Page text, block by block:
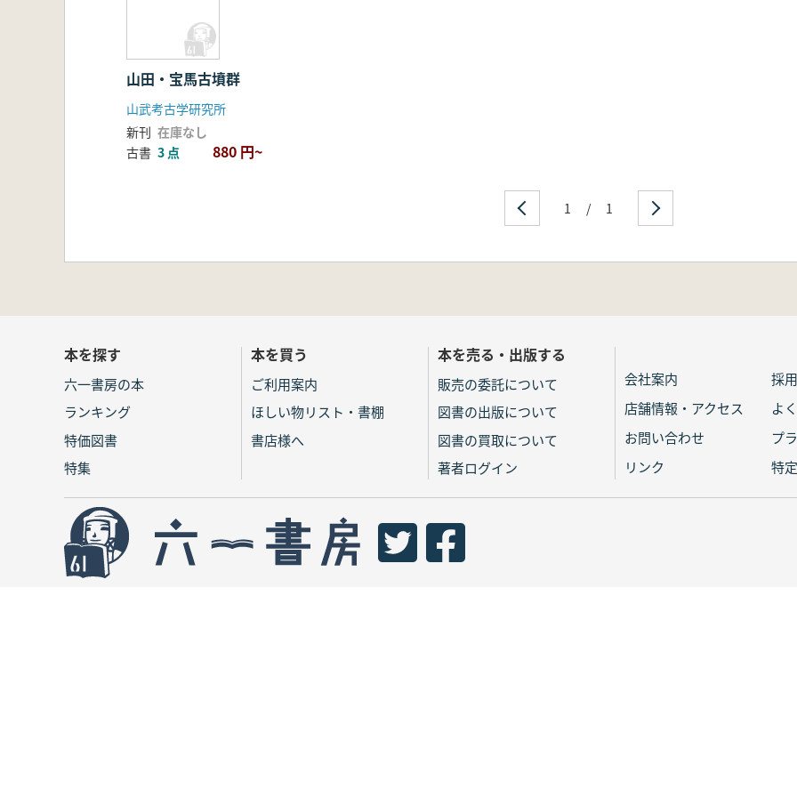
山田・宝馬古墳群
山武考古学研究所
新刊 在庫なし
古書 3 点 880 円~
1 / 1
本を探す
六一書房の本
ランキング
特価図書
特集
本を買う
ご利用案内
ほしい物リスト・書棚
書店様へ
本を売る・出版する
販売の委託について
図書の出版について
図書の買取について
著者ログイン
会社案内
採
店舗情報・アクセス
よ
お問い合わせ
プ
リンク
特